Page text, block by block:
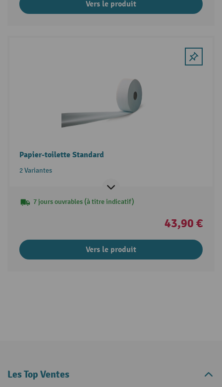
Vers le produit
Papier-toilette Standard
2 Variantes
7 jours ouvrables (à titre indicatif)
43,90 €
Vers le produit
Les Top Ventes